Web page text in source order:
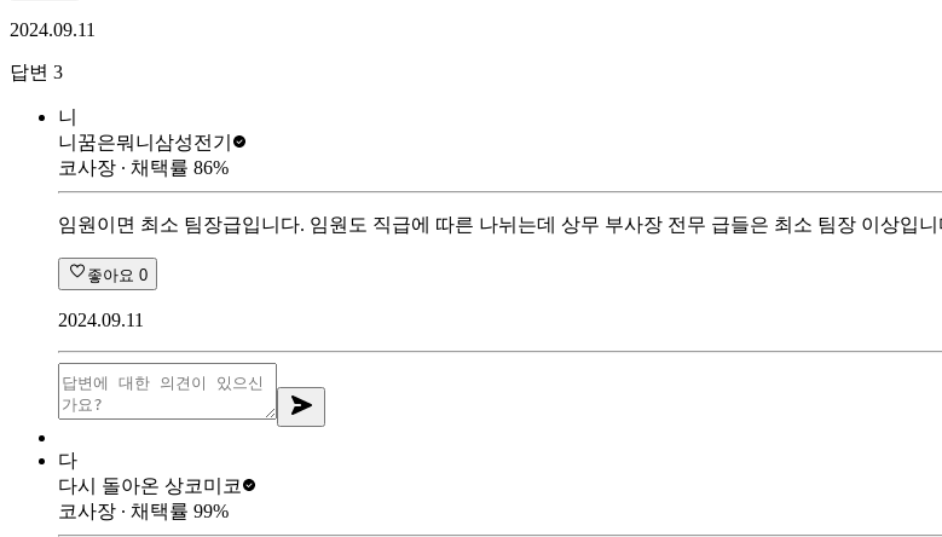
2024.09.11
답변 3
니
니꿈은뭐니 삼성전기
코사장 ∙ 채택률 86%
임원이면 최소 팀장급입니다. 임원도 직급에 따른 나뉘는데 상무 부사장 전무 급들은 최소 팀장 이상입니
좋아요 0
2024.09.11
다
다시 돌아온 상코미코
코사장 ∙ 채택률 99%